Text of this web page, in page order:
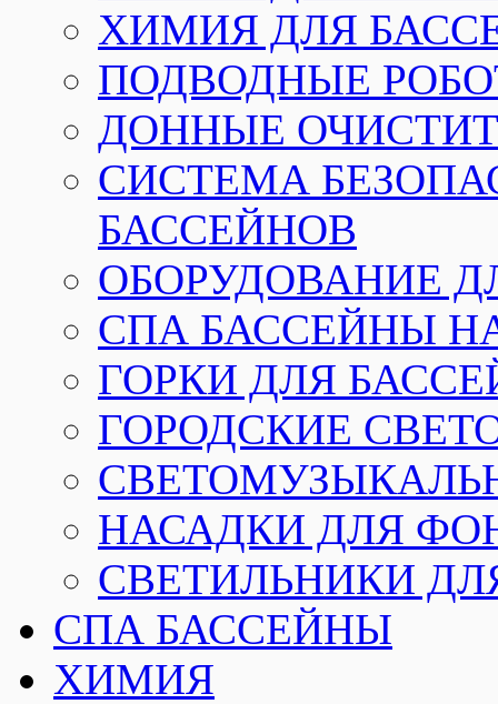
ХИМИЯ ДЛЯ
ПОДВОДНЫЕ
ДОННЫЕ
СИСТЕМА
БАССЕЙНОВ
ОБОРУДОВАНИЕ
СПА БАССЕЙНЫ
ГОРКИ ДЛЯ
ГОРОДСКИЕ
НАСАДКИ ДЛЯ
СВЕТИЛЬНИКИ
СПА БАССЕЙНЫ
ХИМИЯ